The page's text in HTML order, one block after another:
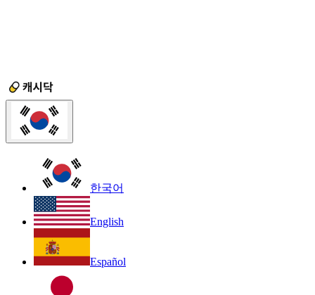
한국어
English
Español